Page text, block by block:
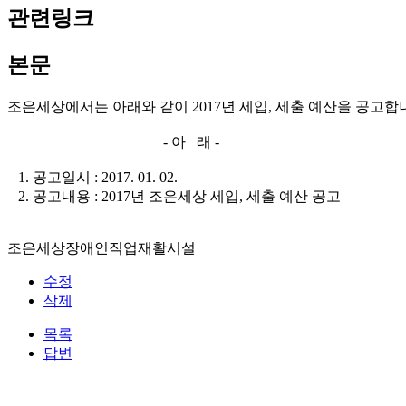
관련링크
본문
조은세상에서는 아래와 같이 2017년 세입, 세출 예산을 공고합
- 아 래 -
1. 공고일시 : 2017. 01. 02.
2. 공고내용 : 2017년 조은세상 세입, 세출 예산 공고
조은세상장애인직업재활시설
수정
삭제
목록
답변